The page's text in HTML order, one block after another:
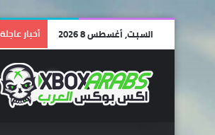
السبت, أغسطس 8 2026 أخبار عاجلة